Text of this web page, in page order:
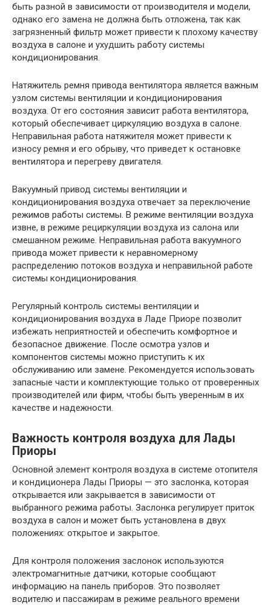
быть разной в зависимости от производителя и модели,
однако его замена не должна быть отложена, так как
загрязненный фильтр может привести к плохому качеству
воздуха в салоне и ухудшить работу системы
кондиционирования.
Натяжитель ремня привода вентилятора является важным
узлом системы вентиляции и кондиционирования
воздуха. От его состояния зависит работа вентилятора,
который обеспечивает циркуляцию воздуха в салоне.
Неправильная работа натяжителя может привести к
износу ремня и его обрыву, что приведет к остановке
вентилятора и перегреву двигателя.
Вакуумный привод системы вентиляции и
кондиционирования воздуха отвечает за переключение
режимов работы системы. В режиме вентиляции воздуха
извне, в режиме рециркуляции воздуха из салона или
смешанном режиме. Неправильная работа вакуумного
привода может привести к неравномерному
распределению потоков воздуха и неправильной работе
системы кондиционирования.
Регулярный контроль системы вентиляции и
кондиционирования воздуха в Ладе Приоре позволит
избежать неприятностей и обеспечить комфортное и
безопасное движение. После осмотра узлов и
компонентов системы можно приступить к их
обслуживанию или замене. Рекомендуется использовать
запасные части и комплектующие только от проверенных
производителей или фирм, чтобы быть уверенным в их
качестве и надежности.
Важность контроля воздуха для Лады
Приоры
Основной элемент контроля воздуха в системе отопителя
и кондиционера Лады Приоры — это заслонка, которая
открывается или закрывается в зависимости от
выбранного режима работы. Заслонка регулирует приток
воздуха в салон и может быть установлена в двух
положениях: открытое и закрытое.
Для контроля положения заслонок используются
электромагнитные датчики, которые сообщают
информацию на панель приборов. Это позволяет
водителю и пассажирам в режиме реального времени